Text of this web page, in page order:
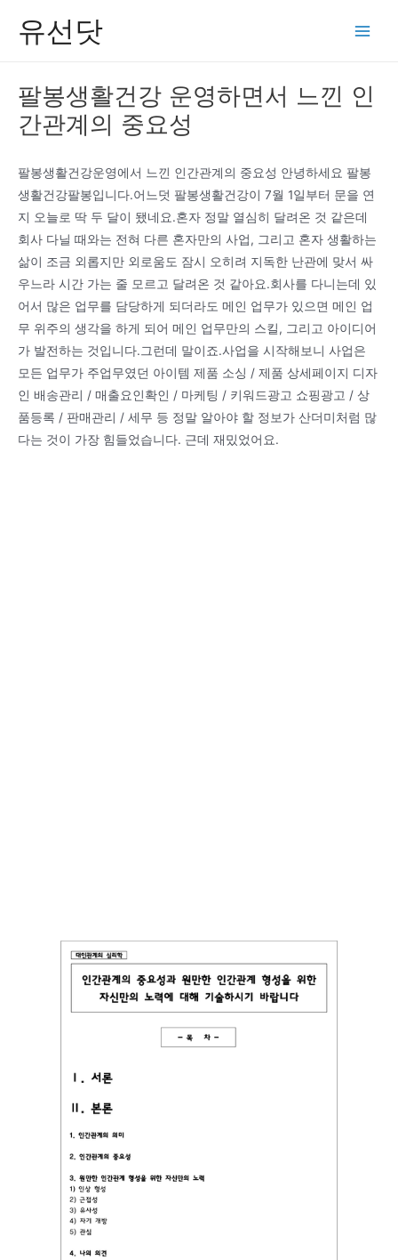
유선닷
팔봉생활건강 운영하면서 느낀 인
간관계의 중요성
팔봉생활건강운영에서 느낀 인간관계의 중요성 안녕하세요 팔봉
생활건강팔봉입니다.어느덧 팔봉생활건강이 7월 1일부터 문을 연
지 오늘로 딱 두 달이 됐네요.혼자 정말 열심히 달려온 것 같은데
회사 다닐 때와는 전혀 다른 혼자만의 사업, 그리고 혼자 생활하는
삶이 조금 외롭지만 외로움도 잠시 오히려 지독한 난관에 맞서 싸
우느라 시간 가는 줄 모르고 달려온 것 같아요.회사를 다니는데 있
어서 많은 업무를 담당하게 되더라도 메인 업무가 있으면 메인 업
무 위주의 생각을 하게 되어 메인 업무만의 스킬, 그리고 아이디어
가 발전하는 것입니다.그런데 말이죠.사업을 시작해보니 사업은
모든 업무가 주업무였던 아이템 제품 소싱 / 제품 상세페이지 디자
인 배송관리 / 매출요인확인 / 마케팅 / 키워드광고 쇼핑광고 / 상
품등록 / 판매관리 / 세무 등 정말 알아야 할 정보가 산더미처럼 많
다는 것이 가장 힘들었습니다. 근데 재밌었어요.